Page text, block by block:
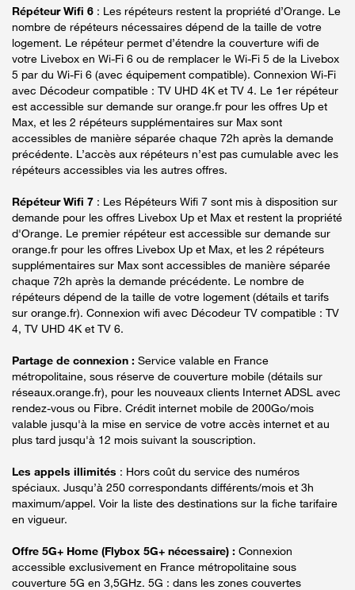
Répéteur Wifi 6 : Les répéteurs restent la propriété d’Orange. Le
nombre de répéteurs nécessaires dépend de la taille de votre
logement. Le répéteur permet d’étendre la couverture wifi de
votre Livebox en Wi-Fi 6 ou de remplacer le Wi-Fi 5 de la Livebox
5 par du Wi-Fi 6 (avec équipement compatible). Connexion Wi-Fi
avec Décodeur compatible : TV UHD 4K et TV 4. Le 1er répéteur
est accessible sur demande sur orange.fr pour les offres Up et
Max, et les 2 répéteurs supplémentaires sur Max sont
accessibles de manière séparée chaque 72h après la demande
précédente. L’accès aux répéteurs n’est pas cumulable avec les
répéteurs accessibles via les autres offres.
Répéteur Wifi 7 : Les Répéteurs Wifi 7 sont mis à disposition sur
demande pour les offres Livebox Up et Max et restent la propriété
d'Orange. Le premier répéteur est accessible sur demande sur
orange.fr pour les offres Livebox Up et Max, et les 2 répéteurs
supplémentaires sur Max sont accessibles de manière séparée
chaque 72h après la demande précédente. Le nombre de
répéteurs dépend de la taille de votre logement (détails et tarifs
sur orange.fr). Connexion wifi avec Décodeur TV compatible : TV
4, TV UHD 4K et TV 6.
Partage de connexion : Service valable en France
métropolitaine, sous réserve de couverture mobile (détails sur
réseaux.orange.fr), pour les nouveaux clients Internet ADSL avec
rendez-vous ou Fibre. Crédit internet mobile de 200Go/mois
valable jusqu'à la mise en service de votre accès internet et au
plus tard jusqu'à 12 mois suivant la souscription.
Les appels illimités : Hors coût du service des numéros
spéciaux. Jusqu’à 250 correspondants différents/mois et 3h
maximum/appel. Voir la liste des destinations sur la fiche tarifaire
en vigueur.
Offre 5G+ Home (Flybox 5G+ nécessaire) : Connexion
accessible exclusivement en France métropolitaine sous
couverture 5G en 3,5GHz. 5G : dans les zones couvertes